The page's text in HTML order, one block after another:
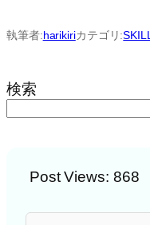
執筆者:harikiriカテゴリ:SKILL
検索
Post Views: 868